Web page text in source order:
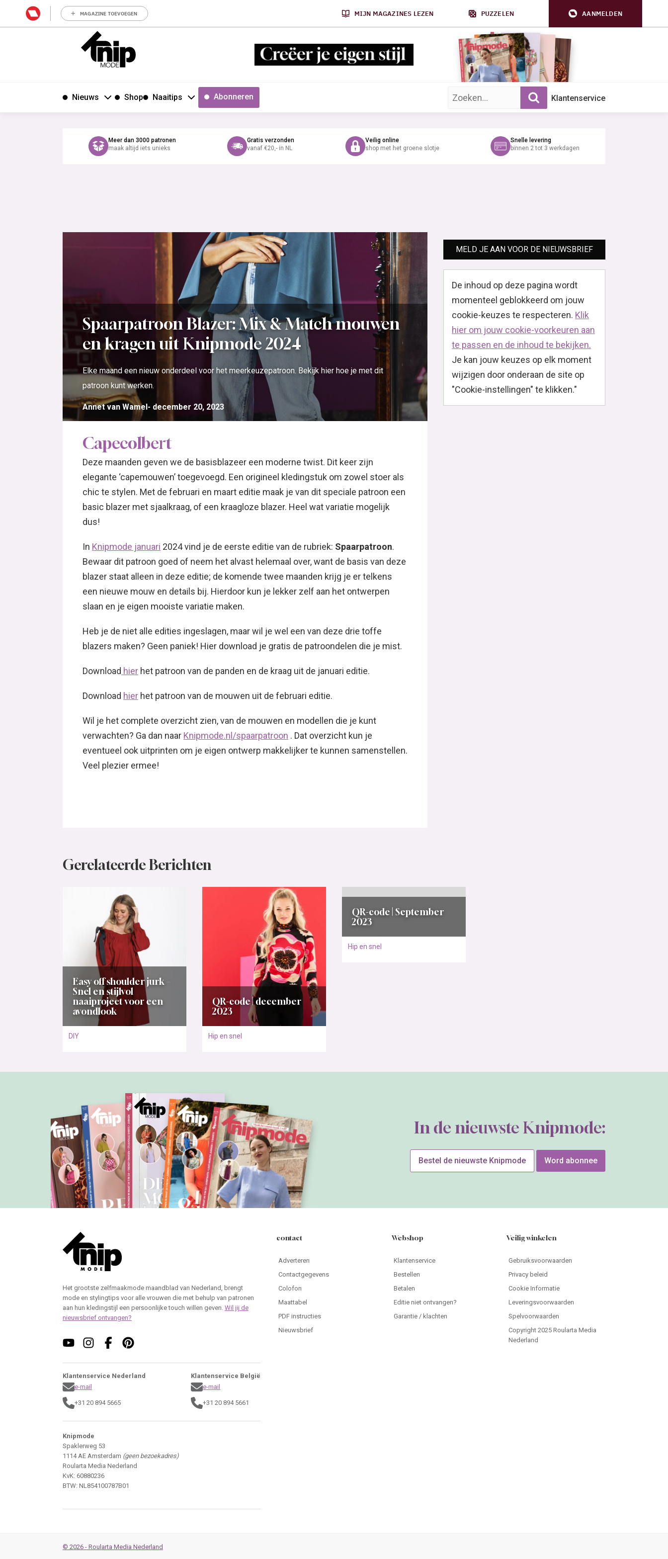
MAGAZINE TOEVOEGEN MIJN MAGAZINES LEZEN PUZZELEN AANMELDEN
Nieuws Shop Naaitips Abonneren Zoek op trefwoord: Klantenservice
Meer dan 3000 patronen
maak altijd iets unieks
Gratis verzonden
vanaf €20,- in NL
Veilig online
shop met het groene slotje
Snelle levering
binnen 2 tot 3 werkdagen
Spaarpatroon Blazer: Mix & Match mouwen
en kragen uit Knipmode 2024
Elke maand een nieuw onderdeel voor het meerkeuzepatroon. Bekijk hier hoe je met dit
patroon kunt werken.
Annet van Wamel december 20, 2023
Capecolbert
Deze maanden geven we de basisblazeer een moderne twist. Dit keer zijn
elegante ‘capemouwen’ toegevoegd. Een origineel kledingstuk om zowel stoer als
chic te stylen. Met de februari en maart editie maak je van dit speciale patroon een
basic blazer met sjaalkraag, of een kraagloze blazer. Heel wat variatie mogelijk
dus!
In Knipmode januari 2024 vind je de eerste editie van de rubriek: Spaarpatroon.
Bewaar dit patroon goed of neem het alvast helemaal over, want de basis van deze
blazer staat alleen in deze editie; de komende twee maanden krijg je er telkens
een nieuwe mouw en details bij. Hierdoor kun je lekker zelf aan het ontwerpen
slaan en je eigen mooiste variatie maken.
Heb je de niet alle edities ingeslagen, maar wil je wel een van deze drie toffe
blazers maken? Geen paniek! Hier download je gratis de patroondelen die je mist.
Download hier het patroon van de panden en de kraag uit de januari editie.
Download hier het patroon van de mouwen uit de februari editie.
Wil je het complete overzicht zien, van de mouwen en modellen die je kunt
verwachten? Ga dan naar Knipmode.nl/spaarpatroon . Dat overzicht kun je
eventueel ook uitprinten om je eigen ontwerp makkelijker te kunnen samenstellen.
Veel plezier ermee!
MELD JE AAN VOOR DE NIEUWSBRIEF
De inhoud op deze pagina wordt
momenteel geblokkeerd om jouw
cookie-keuzes te respecteren. Klik
hier om jouw cookie-voorkeuren aan
te passen en de inhoud te bekijken.
Je kan jouw keuzes op elk moment
wijzigen door onderaan de site op
"Cookie-instellingen" te klikken."
Gerelateerde Berichten
Easy off shoulder jurk –
Snel en stijlvol
naaiproject voor een
avondlook
DIY
QR-code | december
2023
Hip en snel
QR-code | September
2023
Hip en snel
In de nieuwste Knipmode:
Bestel de nieuwste Knipmode Word abonnee
Het grootste zelfmaakmode maandblad van Nederland, brengt
mode en stylingtips voor alle vrouwen die met behulp van patronen
aan hun kledingstijl een persoonlijke touch willen geven. Wil jij de
nieuwsbrief ontvangen?
Klantenservice Nederland
e-mail
+31 20 894 5665
Klantenservice België
e-mail
+31 20 894 5661
Knipmode
Spaklerweg 53
1114 AE Amsterdam (geen bezoekadres)
Roularta Media Nederland
KvK: 60880236
BTW: NL854100787B01
contact
Adverteren
Contactgegevens
Colofon
Maattabel
PDF instructies
Nieuwsbrief
Webshop
Klantenservice
Bestellen
Betalen
Editie niet ontvangen?
Garantie / klachten
Veilig winkelen
Gebruiksvoorwaarden
Privacy beleid
Cookie Informatie
Leveringsvoorwaarden
Spelvoorwaarden
Copyright 2025 Roularta Media
Nederland
© 2026 - Roularta Media Nederland